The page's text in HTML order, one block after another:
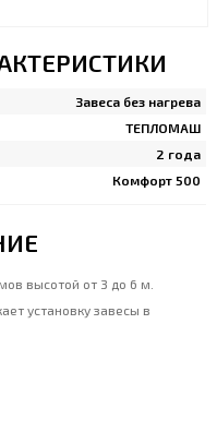
Завеса без нагрева
ТЕПЛОМАШ
2 года
Комфорт 500
высотой от 3 до 6 м.
установку завесы в